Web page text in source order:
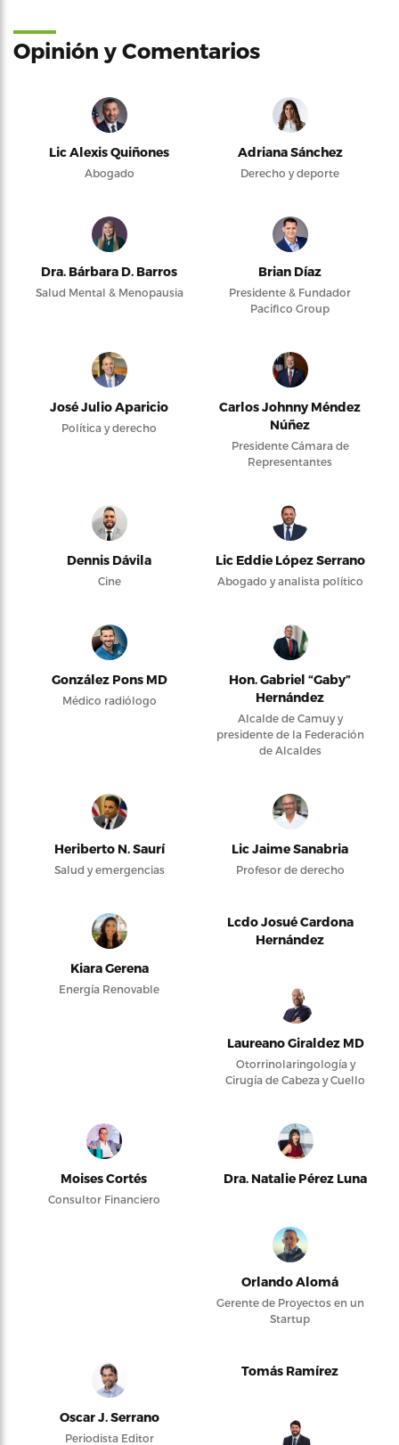
Opinión y Comentarios
Lic Alexis Quiñones
Abogado
Adriana Sánchez
Derecho y deporte
Dra. Bárbara D. Barros
Salud Mental & Menopausia
Brian Díaz
Presidente & Fundador
Pacifico Group
José Julio Aparicio
Política y derecho
Carlos Johnny Méndez
Núñez
Presidente Cámara de
Representantes
Dennis Dávila
Cine
Lic Eddie López Serrano
Abogado y analista político
González Pons MD
Médico radiólogo
Hon. Gabriel “Gaby”
Hernández
Alcalde de Camuy y
presidente de la Federación
de Alcaldes
Heriberto N. Saurí
Salud y emergencias
Lic Jaime Sanabria
Profesor de derecho
Kiara Gerena
Energía Renovable
Lcdo Josué Cardona
Hernández
Laureano Giraldez MD
Otorrinolaringología y
Cirugía de Cabeza y Cuello
Moises Cortés
Consultor Financiero
Dra. Natalie Pérez Luna
Orlando Alomá
Gerente de Proyectos en un
Startup
Oscar J. Serrano
Periodista Editor
Tomás Ramírez